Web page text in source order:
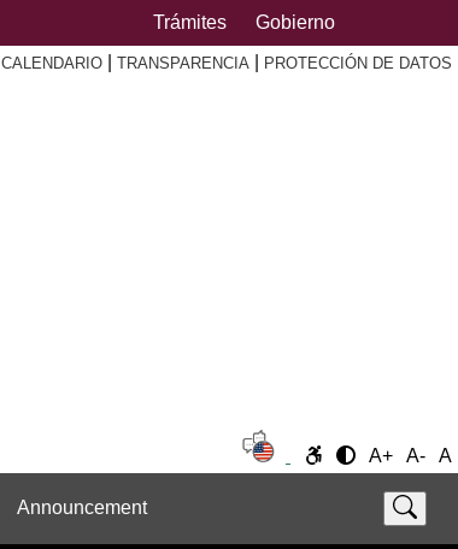
Trámites Gobierno
CALENDARIO TRANSPARENCIA PROTECCIÓN DE DATOS
A+ A- A
Announcement